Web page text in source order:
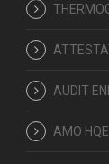
AUDIT
AMO